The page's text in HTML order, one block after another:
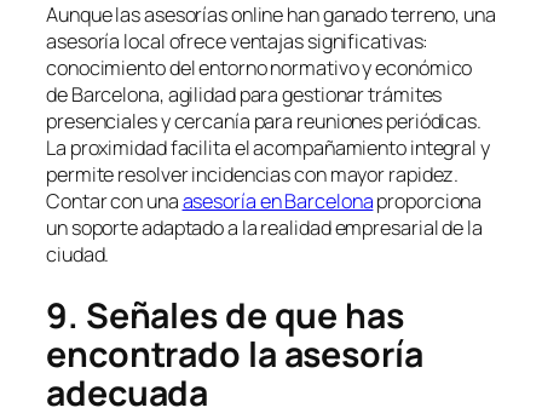
Aunque las asesorías online han ganado terreno, una
asesoría local ofrece ventajas significativas:
conocimiento del entorno normativo y económico
de Barcelona, agilidad para gestionar trámites
presenciales y cercanía para reuniones periódicas.
La proximidad facilita el acompañamiento integral y
permite resolver incidencias con mayor rapidez.
Contar con unaasesoría en Barcelonaproporciona
un soporte adaptado a la realidad empresarial de la
ciudad.
9. Señales de que has
encontrado la asesoría
adecuada